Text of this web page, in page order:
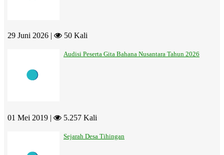
29 Juni 2026 | 50 Kali
Audisi Peserta Gita Bahana Nusantara Tahun 2026
01 Mei 2019 | 5.257 Kali
Sejarah Desa Tihingan